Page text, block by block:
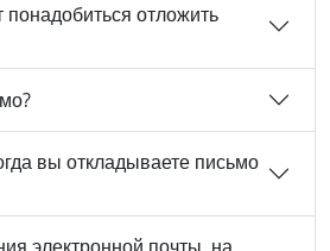
отложить
вы откладываете письмо